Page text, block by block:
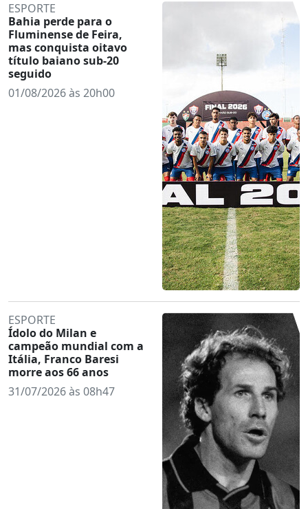
ESPORTE
Bahia perde para o
Fluminense de Feira,
mas conquista oitavo
título baiano sub-20
seguido
01/08/2026 às 20h00
ESPORTE
Ídolo do Milan e
campeão mundial com a
Itália, Franco Baresi
morre aos 66 anos
31/07/2026 às 08h47